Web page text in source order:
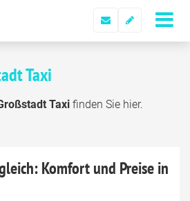
Taxi
Taxi finden Sie hier.
Komfort und Preise in